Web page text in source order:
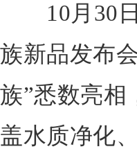
10月30日
族新品发布
族”悉数亮相
盖水质净化